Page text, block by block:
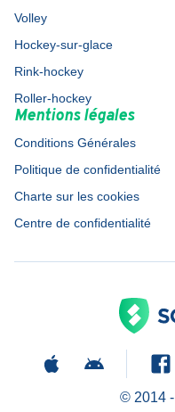
Volley
Hockey-sur-glace
Rink-hockey
Roller-hockey
Mentions légales
Conditions Générales
Politique de confidentialité
Charte sur les cookies
Centre de confidentialité
© 2014 -